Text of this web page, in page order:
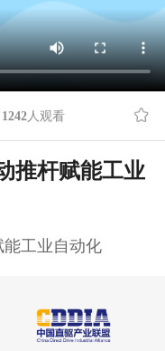
1242人观看
推杆赋能工业
工业自动化